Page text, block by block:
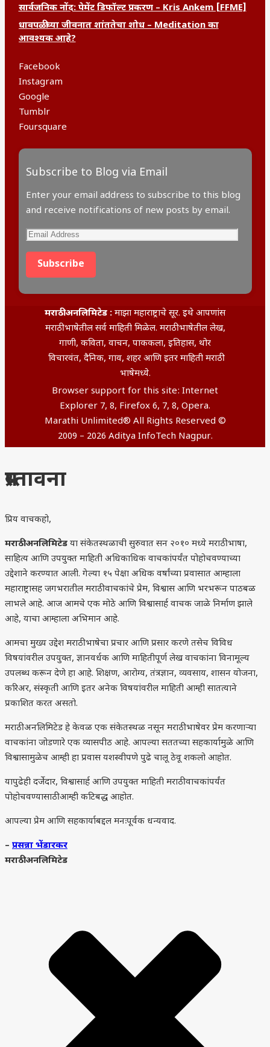
सार्वजनिक नोंद: पेमेंट डिफॉल्ट प्रकरण – Kris Ankem [FFME]
धावपळीच्या जीवनात शांततेचा शोध – Meditation का
आवश्यक आहे?
Facebook
Instagram
Google
Tumblr
Foursquare
Subscribe to Blog via Email
Enter your email address to subscribe to this blog
and receive notifications of new posts by email.
Email
Address
Subscribe
मराठी अनलिमिटेड : माझा महाराष्ट्राचे सूर. इथे आपणांस
मराठी भाषेतील सर्व माहिती मिळेल. मराठी भाषेतील लेख,
गाणी, कविता, वाचन, पाककला, इतिहास, थोर
विचारवंत, दैनिक, गाव, शहर आणि इतर माहिती मराठी
भाषेमध्ये.
Browser support for this site: Internet
Explorer 7, 8, Firefox 6, 7, 8, Opera.
Marathi Unlimited® All Rights Reserved ©
2009 – 2026 Aditya InfoTech Nagpur.
प्रस्तावना
प्रिय वाचकहो,
मराठी अनलिमिटेड या संकेतस्थळाची सुरुवात सन २०१० मध्ये मराठी भाषा,
साहित्य आणि उपयुक्त माहिती अधिकाधिक वाचकांपर्यंत पोहोचवण्याच्या
उद्देशाने करण्यात आली. गेल्या १५ पेक्षा अधिक वर्षांच्या प्रवासात आम्हाला
महाराष्ट्रासह जगभरातील मराठी वाचकांचे प्रेम, विश्वास आणि भरभरून पाठबळ
लाभले आहे. आज आमचे एक मोठे आणि विश्वासार्ह वाचक जाळे निर्माण झाले
आहे, याचा आम्हाला अभिमान आहे.
आमचा मुख्य उद्देश मराठी भाषेचा प्रचार आणि प्रसार करणे तसेच विविध
विषयांवरील उपयुक्त, ज्ञानवर्धक आणि माहितीपूर्ण लेख वाचकांना विनामूल्य
उपलब्ध करून देणे हा आहे. शिक्षण, आरोग्य, तंत्रज्ञान, व्यवसाय, शासन योजना,
करिअर, संस्कृती आणि इतर अनेक विषयांवरील माहिती आम्ही सातत्याने
प्रकाशित करत असतो.
मराठी अनलिमिटेड हे केवळ एक संकेतस्थळ नसून मराठी भाषेवर प्रेम करणाऱ्या
वाचकांना जोडणारे एक व्यासपीठ आहे. आपल्या सततच्या सहकार्यामुळे आणि
विश्वासामुळेच आम्ही हा प्रवास यशस्वीपणे पुढे चालू ठेवू शकलो आहोत.
यापुढेही दर्जेदार, विश्वासार्ह आणि उपयुक्त माहिती मराठी वाचकांपर्यंत
पोहोचवण्यासाठी आम्ही कटिबद्ध आहोत.
आपल्या प्रेम आणि सहकार्याबद्दल मनःपूर्वक धन्यवाद.
– प्रसन्ना भेंडारकर
मराठी अनलिमिटेड